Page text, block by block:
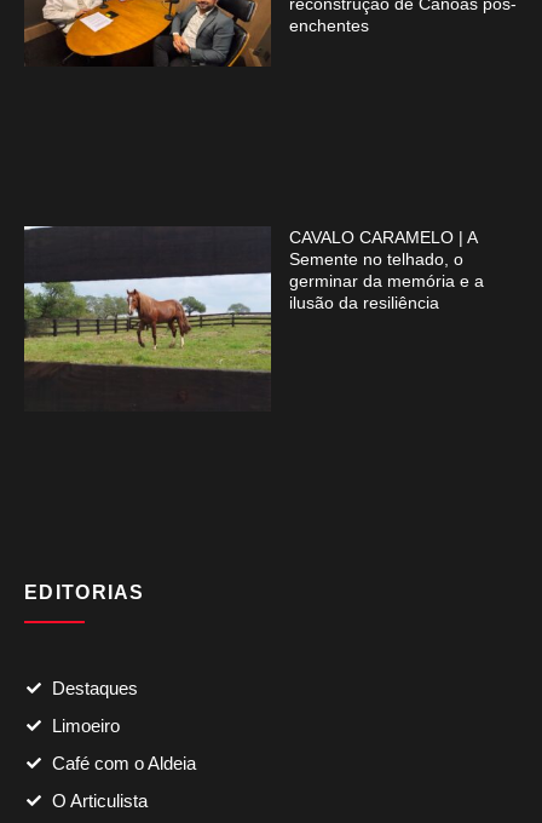
enchentes
CAVALO CARAMELO | A
Semente no telhado, o
germinar da memória e a
ilusão da resiliência
EDITORIAS
Destaques
Limoeiro
Café com o Aldeia
O Articulista